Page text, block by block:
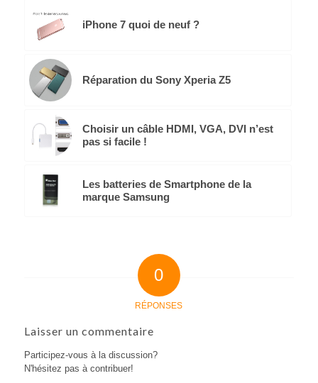
iPhone 7 quoi de neuf ?
Réparation du Sony Xperia Z5
Choisir un câble HDMI, VGA, DVI n’est
pas si facile !
Les batteries de Smartphone de la
marque Samsung
0
RÉPONSES
Laisser un commentaire
Participez-vous à la discussion?
N'hésitez pas à contribuer!